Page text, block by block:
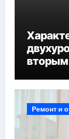
вторым
Ремонт и